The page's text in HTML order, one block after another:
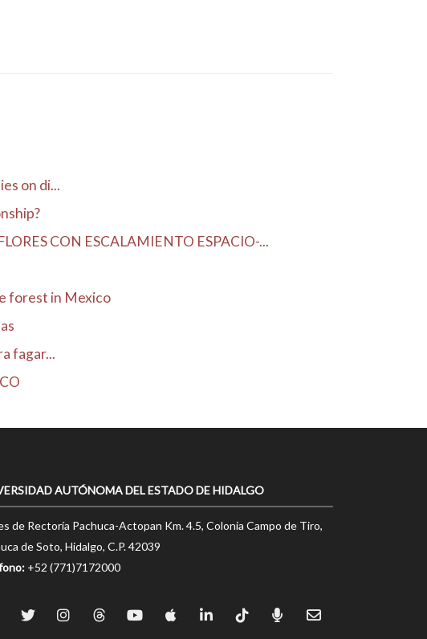
on di...
CON ESCALAMIENTO ESPACIO-...
forest in Mexico
fagar...
AUTÓNOMA DEL ESTADO DE HIDALGO
de Rectoría Pachuca-Actopan Km. 4.5, Colonia Campo de Tiro,
de Soto, Hidalgo, C.P. 42039
+52 (771)7172000